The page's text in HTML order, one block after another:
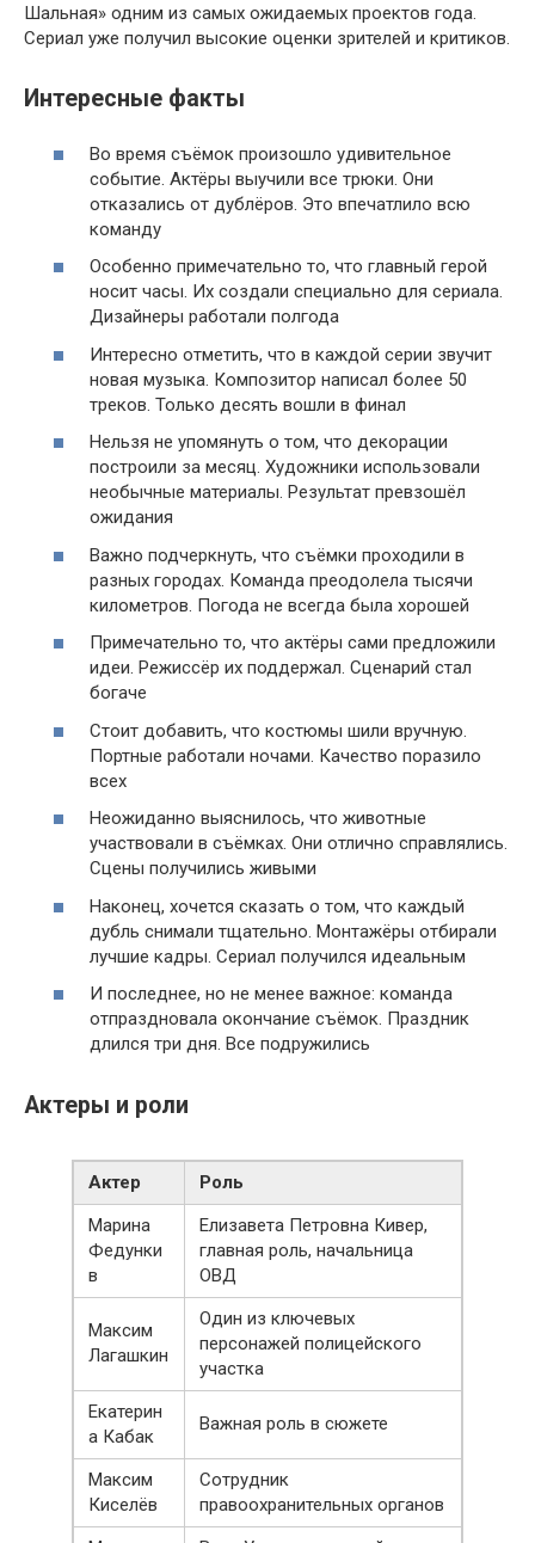
Шальная» одним из самых ожидаемых проектов года.
Сериал уже получил высокие оценки зрителей и критиков.
Интересные факты
Во время съёмок произошло удивительное
событие. Актёры выучили все трюки. Они
отказались от дублёров. Это впечатлило всю
команду
Особенно примечательно то, что главный герой
носит часы. Их создали специально для сериала.
Дизайнеры работали полгода
Интересно отметить, что в каждой серии звучит
новая музыка. Композитор написал более 50
треков. Только десять вошли в финал
Нельзя не упомянуть о том, что декорации
построили за месяц. Художники использовали
необычные материалы. Результат превзошёл
ожидания
Важно подчеркнуть, что съёмки проходили в
разных городах. Команда преодолела тысячи
километров. Погода не всегда была хорошей
Примечательно то, что актёры сами предложили
идеи. Режиссёр их поддержал. Сценарий стал
богаче
Стоит добавить, что костюмы шили вручную.
Портные работали ночами. Качество поразило
всех
Неожиданно выяснилось, что животные
участвовали в съёмках. Они отлично справлялись.
Сцены получились живыми
Наконец, хочется сказать о том, что каждый
дубль снимали тщательно. Монтажёры отбирали
лучшие кадры. Сериал получился идеальным
И последнее, но не менее важное: команда
отпраздновала окончание съёмок. Праздник
длился три дня. Все подружились
Актеры и роли
Актер
Роль
Марина
Федунки
в
Елизавета Петровна Кивер,
главная роль, начальница
ОВД
Максим
Лагашкин
Один из ключевых
персонажей полицейского
участка
Екатерин
а Кабак
Важная роль в сюжете
Максим
Киселёв
Сотрудник
правоохранительных органов